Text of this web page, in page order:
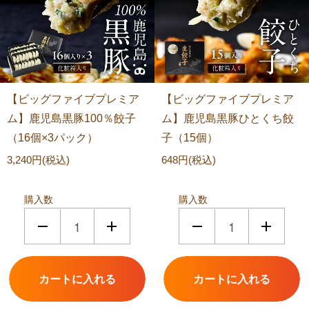
【ビッグファイブプレミア
ム】鹿児島黒豚100％餃子
（16個×3パック）
3,240円(税込)
購入数
【ビッグファイブプレミア
ム】鹿児島黒豚ひとくち餃
子（15個）
648円(税込)
購入数